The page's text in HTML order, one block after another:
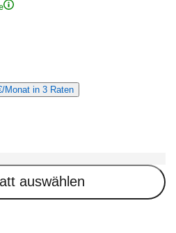
Monat in 3 Raten
auswählen